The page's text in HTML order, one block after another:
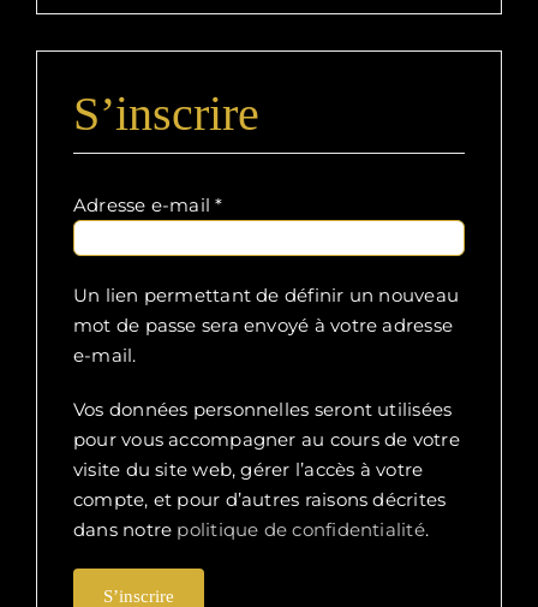
S’inscrire
Adresse e-mail*Obligatoire
Un lien permettant de définir un nouveau
mot de passe sera envoyé à votre adresse
e-mail.
Vos données personnelles seront utilisées
pour vous accompagner au cours de votre
visite du site web, gérer l’accès à votre
compte, et pour d’autres raisons décrites
dans notre politique de confidentialité.
S’inscrire